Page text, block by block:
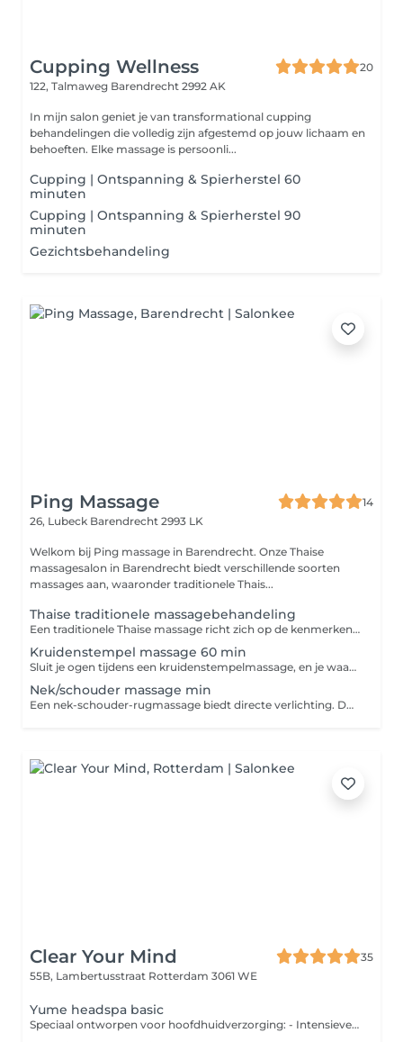
Cupping Wellness
20
122, Talmaweg Barendrecht 2992 AK
In mijn salon geniet je van transformational cupping
behandelingen die volledig zijn afgestemd op jouw lichaam en
behoeften. Elke massage is persoonli...
Cupping | Ontspanning & Spierherstel 60
minuten
Cupping | Ontspanning & Spierherstel 90
minuten
Gezichtsbehandeling
Ping Massage
14
26, Lubeck Barendrecht 2993 LK
Welkom bij Ping massage in Barendrecht. Onze Thaise
massagesalon in Barendrecht biedt verschillende soorten
massages aan, waaronder traditionele Thais...
Thaise traditionele massagebehandeling
Een traditionele Thaise massage richt zich op de kenmerken van rollen, knijpen, buigen, trekken, persen en gebruik maken van warmte, die algemeen bekend staat als traditionele Thaise massage. Deze massage is niet alleen geschikt om de pijn te behandelen maar is ook goed voor de algehele gezondheid van het lichaam. De massage heeft rechtstreeks invloed op lichaam en geest door gebruik te maken van artistieke aanraking. Bij de traditionele Thaise massage wordt geen gebruik gemaakt van massageolie en wordt daarom over het algemeen ervaren als een wat hardere massage.
Kruidenstempel massage 60 min
Sluit je ogen tijdens een kruidenstempelmassage, en je waant je meteen in Thailand. De masseuse gebruikt warme bundels gevuld met geneeskrachtige Thaise kruiden. Alleen al de geur zorgt voor directe ontspanning.
Nek/schouder massage min
Een nek-schouder-rugmassage biedt directe verlichting. Door de massage worden diepe weefsels losgemaakt, waardoor de bloedcirculatie in het gevoelige gebied verbetert. Dit helpt om spanning te verminderen, blokkades op te heffen en de flexibiliteit en mobiliteit van de spieren te verbeteren.
Clear Your Mind
35
55B, Lambertusstraat Rotterdam 3061 WE
Yume headspa basic
Speciaal ontworpen voor hoofdhuidverzorging: - Intensieve hydratatie en voeding voor het haar. - Hoofdhuidmassage, grondige reiniging en exfoliatie. - Haarherstellend masker met stoombehandeling. - Massage voor hoofd, nek en schouders. - Droogföhnen.